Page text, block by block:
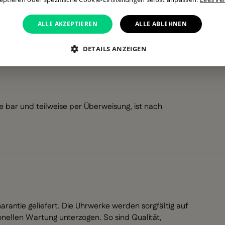
und teilweise per Überweisung, ist nach
geliefert. Die Uhrwerke werden sorgfältig auf
Wartung unterzogen. So sind Qualität,
ALLE AKZEPTIEREN ALLE ABLEHNEN
DETAILS ANZEIGEN